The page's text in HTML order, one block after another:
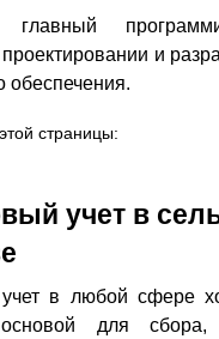
и
обеспечения.
страницы:
учет в
в любой сфере
основой для